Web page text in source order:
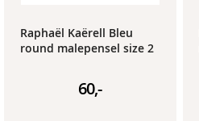
Raphaël Kaërell Bleu
round malepensel size 2
60,-